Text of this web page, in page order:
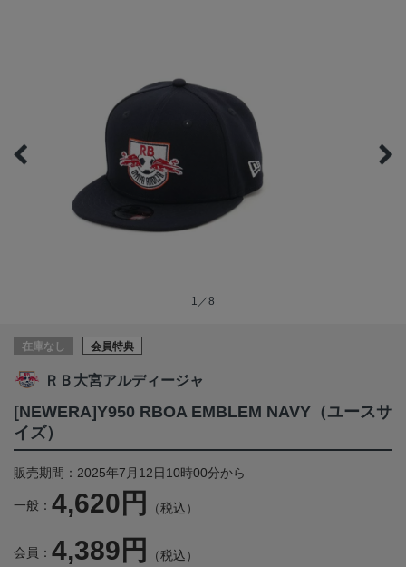
1／8
在庫なし 会員特典
ＲＢ大宮アルディージャ
[NEWERA]Y950 RBOA EMBLEM NAVY（ユースサ
イズ）
販売期間：2025年7月12日10時00分から
一般： 4,620円 （税込）
会員： 4,389円 （税込）